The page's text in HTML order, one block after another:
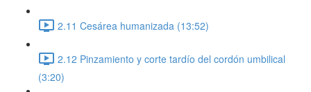
2.11 Cesárea humanizada (13:52)
2.12 Pinzamiento y corte tardío del cordón umbilical
(3:20)